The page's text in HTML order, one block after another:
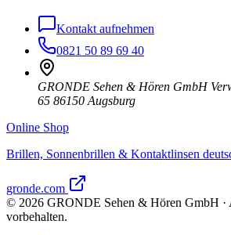
Kontakt aufnehmen
0821 50 89 69 40
GRONDE Sehen & Hören GmbH
65 86150 Augsburg
Online Shop
Brillen, Sonnenbrillen & Kontaktlinsen
gronde.com
© 2026 GRONDE Sehen & Hören GmbH ·
vorbehalten.